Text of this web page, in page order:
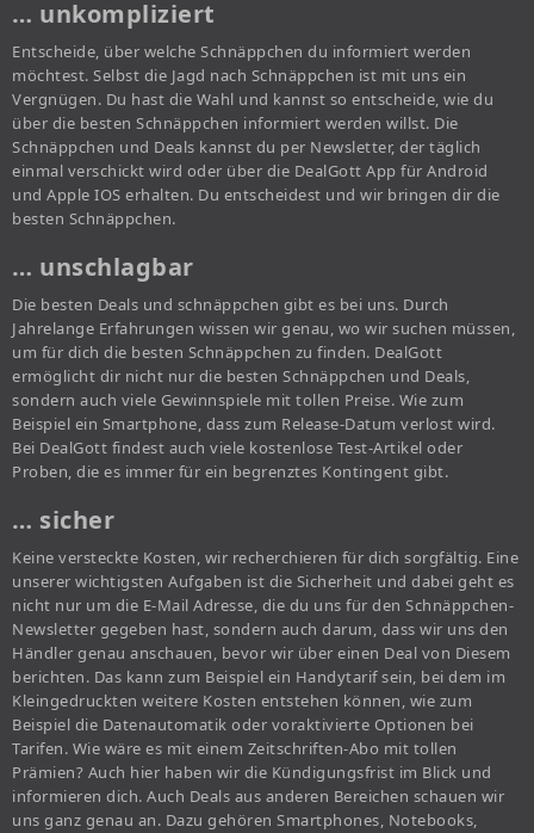
… unkompliziert
Entscheide, über welche Schnäppchen du informiert werden
möchtest. Selbst die Jagd nach Schnäppchen ist mit uns ein
Vergnügen. Du hast die Wahl und kannst so entscheide, wie du
über die besten Schnäppchen informiert werden willst. Die
Schnäppchen und Deals kannst du per Newsletter, der täglich
einmal verschickt wird oder über die DealGott App für Android
und Apple IOS erhalten. Du entscheidest und wir bringen dir die
besten Schnäppchen.
… unschlagbar
Die besten Deals und schnäppchen gibt es bei uns. Durch
Jahrelange Erfahrungen wissen wir genau, wo wir suchen müssen,
um für dich die besten Schnäppchen zu finden. DealGott
ermöglicht dir nicht nur die besten Schnäppchen und Deals,
sondern auch viele Gewinnspiele mit tollen Preise. Wie zum
Beispiel ein Smartphone, dass zum Release-Datum verlost wird.
Bei DealGott findest auch viele kostenlose Test-Artikel oder
Proben, die es immer für ein begrenztes Kontingent gibt.
… sicher
Keine versteckte Kosten, wir recherchieren für dich sorgfältig. Eine
unserer wichtigsten Aufgaben ist die Sicherheit und dabei geht es
nicht nur um die E-Mail Adresse, die du uns für den Schnäppchen-
Newsletter gegeben hast, sondern auch darum, dass wir uns den
Händler genau anschauen, bevor wir über einen Deal von Diesem
berichten. Das kann zum Beispiel ein Handytarif sein, bei dem im
Kleingedruckten weitere Kosten entstehen können, wie zum
Beispiel die Datenautomatik oder voraktivierte Optionen bei
Tarifen. Wie wäre es mit einem Zeitschriften-Abo mit tollen
Prämien? Auch hier haben wir die Kündigungsfrist im Blick und
informieren dich. Auch Deals aus anderen Bereichen schauen wir
uns ganz genau an. Dazu gehören Smartphones, Notebooks,